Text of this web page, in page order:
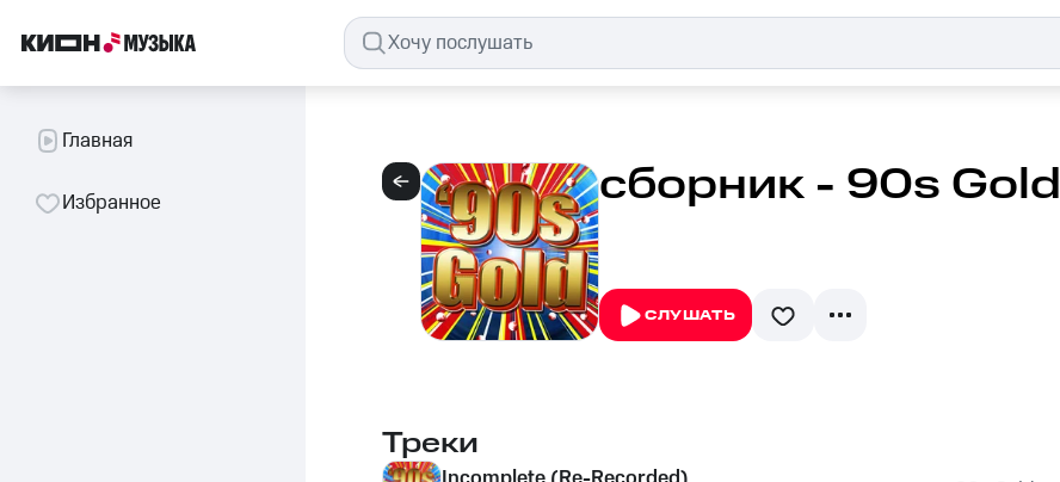
Главная
Избранное сборник - 90s Gold
СЛУШАТЬ
Треки